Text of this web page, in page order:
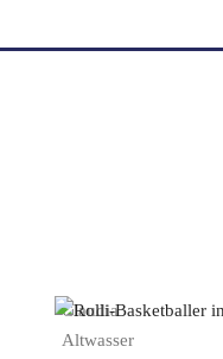
Claudia
Altwasser